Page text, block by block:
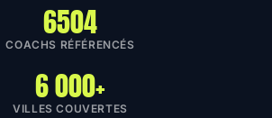
6504
COACHS RÉFÉRENCÉS
6 000+
VILLES COUVERTES